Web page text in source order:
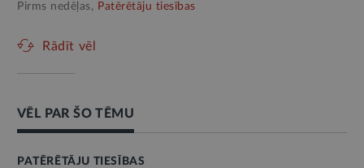
Pirms nedēļas, Patērētāju tiesības
Rādīt vēl
VĒL PAR ŠO TĒMU
PATĒRĒTĀJU TIESĪBAS